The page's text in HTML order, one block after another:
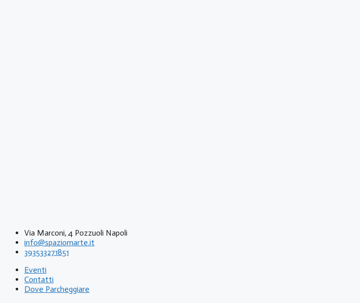
Via Marconi, 4 Pozzuoli Napoli
info@spaziomarte.it
393533271851
Eventi
Contatti
Dove Parcheggiare